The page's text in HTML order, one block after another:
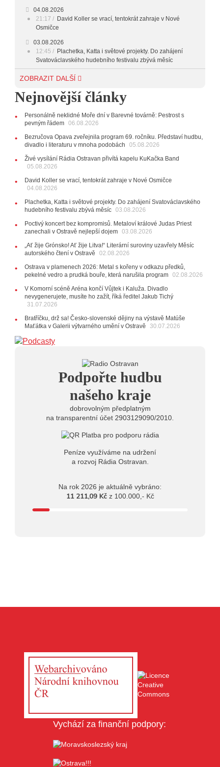
23:00 - 00:00 POTICHU
04.08.2026
21:17
David Koller se vrací, tentokrát zahraje v Nové
Osmičce
03.08.2026
12:45
Plachetka, Katta i světové projekty. Do zahájení
Svatováclavského hudebního festivalu zbývá měsíc
29.07.2026
listopadu v klubu Barrák
VIDEO
10:33
Úsměvné historky ze života ostravské kapely
kláves
28.07.2026
15:51
Koncert legendárních Judas Priest se blíží. Zbývá
27.07.2026
držitelka Ceny Thálie za celoživotní mistrovství
Kirschner, návštěvníci nově zaplatí už jen pomocí čipů
17:06
Zpěvačka Tanja vydala nové EP Plamen VIDEO
10:02
Kapela Midnight v Rádiu Ostravan: Od minulého
21.07.2026
Výrazná osobnost české alternativní scény zahraje ve
Frýdku-Místku
14:01
herec Dušan Urban
10:03
Pimprléto promění areál Divadla loutek Ostrava v
letní centrum umění, tvoření a sousedských setkání
ZOBRAZIT DALŠÍ
Nejnovější články
Personálně neklidné Moře dní v Barevné továrně: Pestrost s
pevným řádem 06.08.2026
Bezručova Opava zveřejnila program 69. ročníku. Představí hudbu,
divadlo i literaturu v mnoha podobách
05.08.2026
Živé vysílání Rádia Ostravan přivítá kapelu KuKačka Band
05.08.2026
David Koller se vrací, tentokrát zahraje v Nové Osmičce
04.08.2026
Plachetka, Katta i světové projekty. Do zahájení Svatováclavského
hudebního festivalu zbývá měsíc 03.08.2026
Poctivý koncert bez kompromisů. Metaloví králové Judas Priest
zanechali v Ostravě nejlepší dojem 03.08.2026
„Ať žije Grónsko! Ať žije Litva!“ Literární suroviny uzavřely Měsíc
autorského čtení v Ostravě
02.08.2026
Ostrava v plamenech 2026: Metal s kořeny v odkazu předků,
pekelné vedro a prudká bouře, která narušila program 02.08.2026
V Komorní scéně Aréna končí Vůjtek i Kaluža. Divadlo
nevygenerujete, musíte ho zažít, říká ředitel Jakub Tichý
31.07.2026
Bratříčku, drž sa! Česko-slovenské dějiny na výstavě Matúše
Maťátka v Galerii výtvarného umění v Ostravě
30.07.2026
Podpořte hudbu
našeho kraje
dobrovolným předplatným
na transparentní účet 2903129090/2010.
Peníze využíváme na udržení
a rozvoj Rádia Ostravan.
Na rok 2026 je aktuálně vybráno:
11 211,09 Kčz 100.000,- Kč
Vychází za finanční podpory: